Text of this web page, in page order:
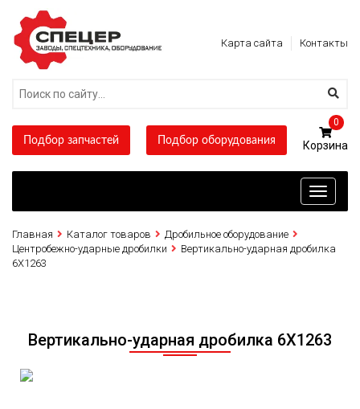
Карта сайта Контакты
Подбор запчастей Подбор оборудования
0
Toggle
Главная Каталог товаров
Дробильное оборудование
Центробежно-ударные дробилки
Вертикально-ударная дробилка
6X1263
Вертикально-ударная дробилка 6X1263